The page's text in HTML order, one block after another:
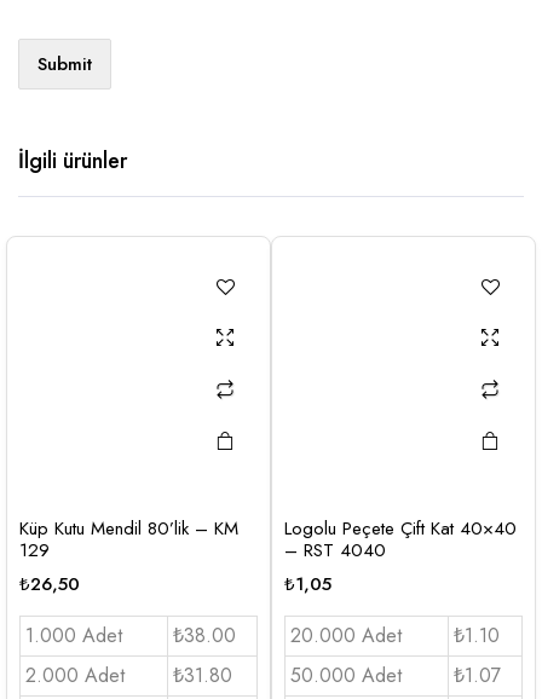
İlgili ürünler
Küp Kutu Mendil 80’lik – KM
129
₺26,50
1.000 Adet
₺38.00
2.000 Adet
₺31.80
Logolu Peçete Çift Kat 40×40
– RST 4040
₺1,05
20.000 Adet
₺1.10
50.000 Adet
₺1.07